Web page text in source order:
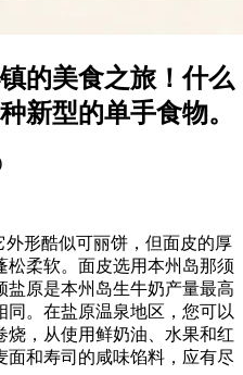
的美食之旅！什么
新型的单手食物。
外形酷似可丽饼，但面皮的厚
松柔软。面皮选用本州岛那须
原是本州岛生牛奶产量最高
。在盐原温泉地区，您可以
烧，从使用鲜奶油、水果和红
面和寿司的咸味馅料，应有尽